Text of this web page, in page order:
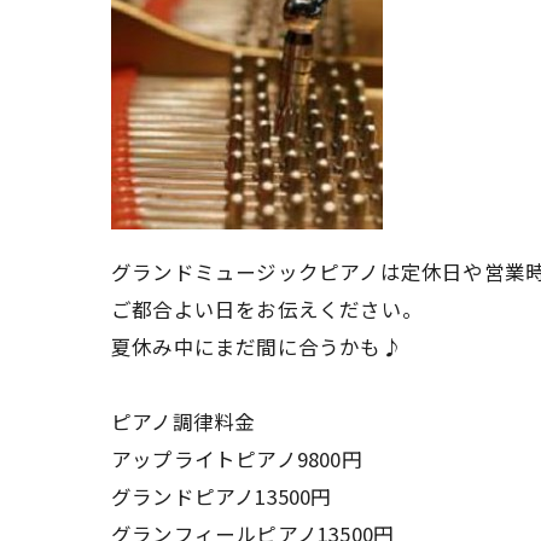
グランドミュージックピアノは定休日や営業
ご都合よい日をお伝えください。
夏休み中にまだ間に合うかも♪
ピアノ調律料金
アップライトピアノ9800円
グランドピアノ13500円
グランフィールピアノ13500円